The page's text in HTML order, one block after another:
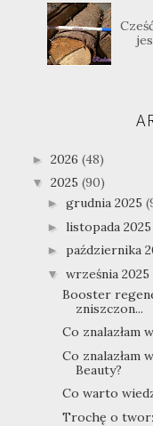
► 2026 (48)
▼ 2025 (90)
► grudnia 2025
► listopada 2025
► października
▼ września 2025
Booster
zniszczon...
Co znalazłam
Co znalazłam
Beauty?
Co warto
Trochę o